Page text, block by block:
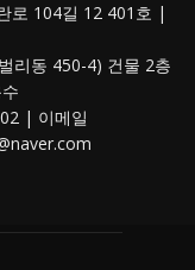
로 104길 12 401호 |
리동 450-4) 건물 2층
| 이메일